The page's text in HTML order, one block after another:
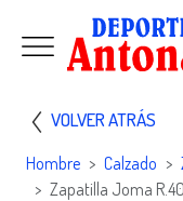
VOLVER ATRÁS
Hombre Calzado
Zapatilla Joma